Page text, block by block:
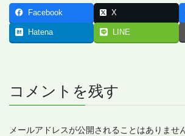
Facebook X
Hatena LINE
コメントを残す
メールアドレスが公開されることはありません